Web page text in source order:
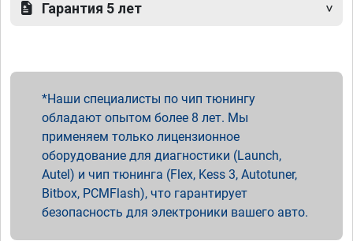
Гарантия 5 лет
Наши специалисты по чип тюнингу
обладают опытом более 8 лет. Мы
применяем только лицензионное
оборудование для диагностики (Launch,
Autel) и чип тюнинга (Flex, Kess 3, Autotuner,
Bitbox, PCMFlash), что гарантирует
безопасность для электроники вашего авто.